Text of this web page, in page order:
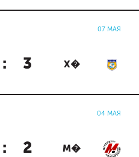
07 МАЯ
: 3 Х�
04 МАЯ
: 2 М�